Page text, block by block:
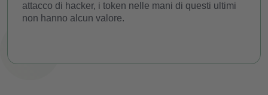
IT FR TE IN
attacco di hacker, i token nelle mani di questi ultimi
non hanno alcun valore.